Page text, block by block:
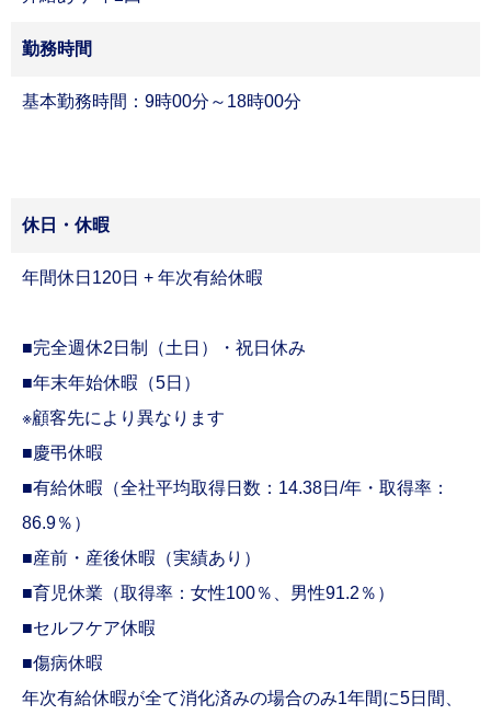
勤務時間
基本勤務時間：9時00分～18時00分
休日・休暇
年間休日120日 + 年次有給休暇
■完全週休2日制（土日）・祝日休み
■年末年始休暇（5日）
※顧客先により異なります
■慶弔休暇
■有給休暇（全社平均取得日数： 14.38日/年・取得率：
86.9％ ）
■産前・産後休暇（実績あり）
■育児休業（取得率： 女性100％、男性91.2％ ）
■セルフケア休暇
■傷病休暇
年次有給休暇が全て消化済みの場合のみ1年間に5日間、